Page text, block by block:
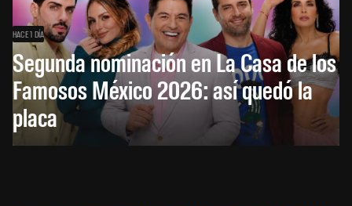
HACE 1 DÍA
Segunda nominación en La Casa de los
Famosos México 2026: así quedó la
placa